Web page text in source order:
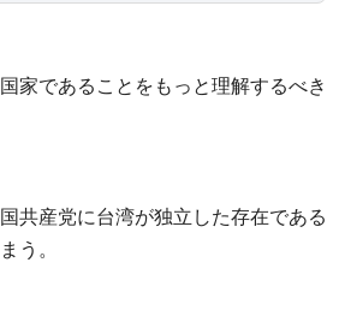
家であることをもっと理解するべき
共産党に台湾が独立した存在である
う。